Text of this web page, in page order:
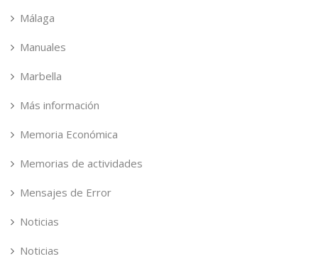
Málaga
Manuales
Marbella
Más información
Memoria Económica
Memorias de actividades
Mensajes de Error
Noticias
Noticias